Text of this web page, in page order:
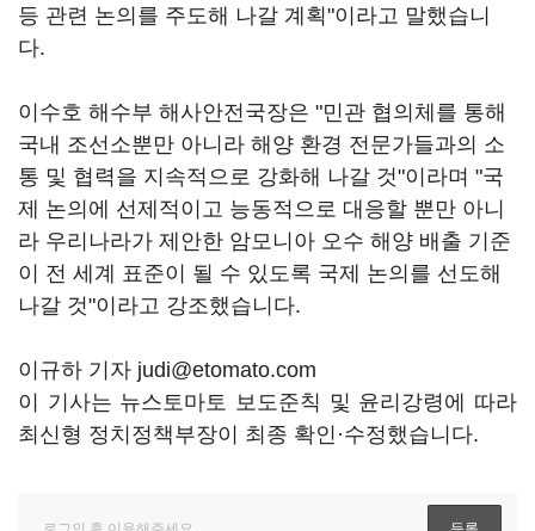
등 관련 논의를 주도해 나갈 계획"이라고 말했습니
다.
이수호 해수부 해사안전국장은 "민관 협의체를 통해
국내 조선소뿐만 아니라 해양 환경 전문가들과의 소
통 및 협력을 지속적으로 강화해 나갈 것"이라며 "국
제 논의에 선제적이고 능동적으로 대응할 뿐만 아니
라 우리나라가 제안한 암모니아 오수 해양 배출 기준
이 전 세계 표준이 될 수 있도록 국제 논의를 선도해
나갈 것"이라고 강조했습니다.
이규하 기자 judi@etomato.com
이 기사는 뉴스토마토 보도준칙 및 윤리강령에 따라
최신형 정치정책부장이 최종 확인·수정했습니다.